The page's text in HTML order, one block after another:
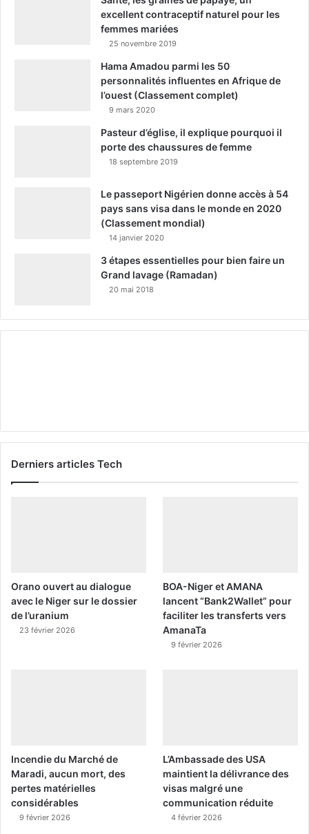
excellent contraceptif naturel pour les
femmes mariées
25 novembre 2019
Hama Amadou parmi les 50
personnalités influentes en Afrique de
l’ouest (Classement complet)
9 mars 2020
Pasteur d’église, il explique pourquoi il
porte des chaussures de femme
18 septembre 2019
Le passeport Nigérien donne accès à 54
pays sans visa dans le monde en 2020
(Classement mondial)
14 janvier 2020
3 étapes essentielles pour bien faire un
Grand lavage (Ramadan)
20 mai 2018
Derniers articles Tech
Orano ouvert au dialogue
avec le Niger sur le dossier
de l’uranium
23 février 2026
BOA-Niger et AMANA
lancent “Bank2Wallet” pour
faciliter les transferts vers
AmanaTa
9 février 2026
Incendie du Marché de
Maradi, aucun mort, des
pertes matérielles
considérables
9 février 2026
L’Ambassade des USA
maintient la délivrance des
visas malgré une
communication réduite
4 février 2026